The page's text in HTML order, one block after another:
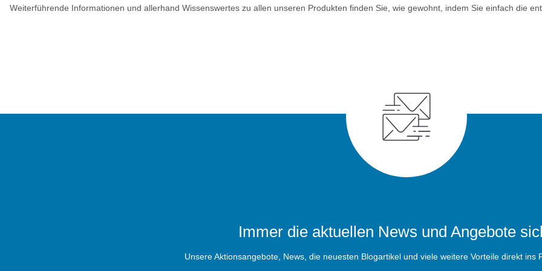
Weiterführende Informationen und allerhand Wissenswertes zu allen unseren Produkten finden Sie, wie gewohnt, indem Sie einfach die
Immer die aktuellen News und Angebote
Unsere Aktionsangebote, News, die neuesten Blogartikel und viele weitere Vorteile direkt ins